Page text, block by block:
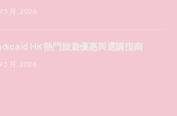
5 月, 2026
HK 熱門旅遊優惠與選購指南
5 月, 2026